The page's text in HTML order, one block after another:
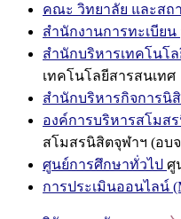
คณะ วิทยาลัย และสถ
สำนักงานการทะเบียน
สำนักบริหารเทคโนโ
เทคโนโลยีสารสนเทศ
สำนักบริหารกิจการนิ
องค์การบริหารสโมส
สโมสรนิสิตจุฬาฯ (อบ
ศูนย์การศึกษาทั่วไป ศู
การประเมินออนไลน์